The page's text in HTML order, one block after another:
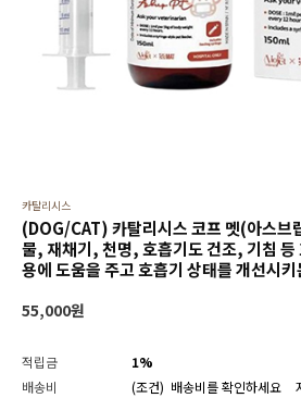
카탈리시스
(DOG/CAT) 카탈리시스 코프 멧(아스
물, 재채기, 천명, 호흡기도 건조, 기침 등
용에 도움을 주고 호흡기 상태를 개선시키
55,000원
적립금
1%
배송비
(조건) 배송비를 확인하세요